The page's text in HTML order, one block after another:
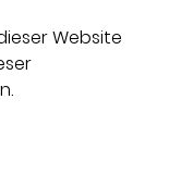
Website